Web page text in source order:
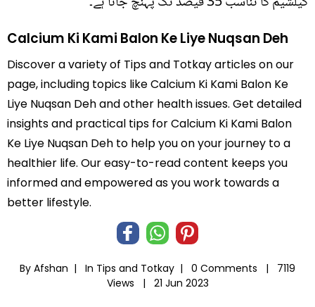
Calcium Ki Kami Balon Ke Liye Nuqsan Deh
Discover a variety of Tips and Totkay articles on our
page, including topics like Calcium Ki Kami Balon Ke
Liye Nuqsan Deh and other health issues. Get detailed
insights and practical tips for Calcium Ki Kami Balon
Ke Liye Nuqsan Deh to help you on your journey to a
healthier life. Our easy-to-read content keeps you
informed and empowered as you work towards a
better lifestyle.
By Afshan | In Tips and Totkay | 0 Comments |
7119
Views |
21 Jun 2023